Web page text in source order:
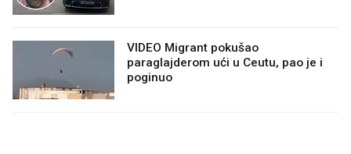
VIDEO Migrant pokušao
paraglajderom ući u Ceutu, pao je i
poginuo